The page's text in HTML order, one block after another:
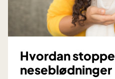
Hvordan stoppe
neseblødninger